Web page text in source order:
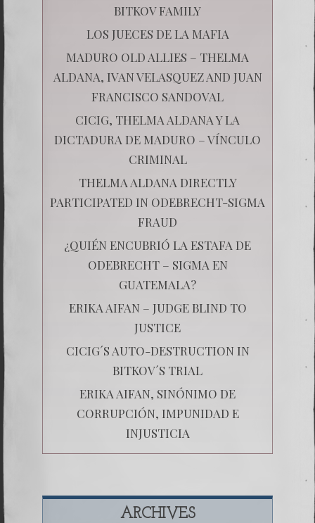
BITKOV FAMILY
LOS JUECES DE LA MAFIA
MADURO OLD ALLIES – THELMA
ALDANA, IVAN VELASQUEZ AND JUAN
FRANCISCO SANDOVAL
CICIG, THELMA ALDANA Y LA
DICTADURA DE MADURO – VÍNCULO
CRIMINAL
THELMA ALDANA DIRECTLY
PARTICIPATED IN ODEBRECHT-SIGMA
FRAUD
¿QUIÉN ENCUBRIÓ LA ESTAFA DE
ODEBRECHT – SIGMA EN
GUATEMALA?
ERIKA AIFAN – JUDGE BLIND TO
JUSTICE
CICIG´S AUTO-DESTRUCTION IN
BITKOV´S TRIAL
ERIKA AIFAN, SINÓNIMO DE
CORRUPCIÓN, IMPUNIDAD E
INJUSTICIA
ARCHIVES